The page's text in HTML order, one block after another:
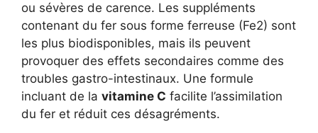
ou sévères de carence. Les suppléments
contenant du fer sous forme ferreuse (Fe2) sont
les plus biodisponibles, mais ils peuvent
provoquer des effets secondaires comme des
troubles gastro-intestinaux. Une formule
incluant de la vitamine C facilite l’assimilation
du fer et réduit ces désagréments.